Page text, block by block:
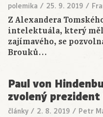
polemika / 25. 9. 2019 /
Z Alexandera
intelektuála, který
zajímavého, se
Brouků…
Paul von
zvolený prezident
články / 2. 8. 2019 / Petr